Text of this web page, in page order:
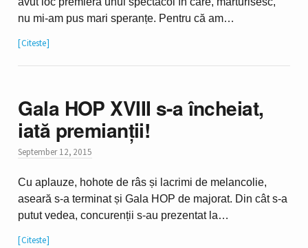
nu mi-am pus mari speranțe. Pentru că am…
Citeste
Gala HOP XVIII s-a încheiat,
iată premianții!
September 12, 2015
Cu aplauze, hohote de râs și lacrimi de melancolie,
aseară s-a terminat și Gala HOP de majorat. Din cât s-a
putut vedea, concurenții s-au prezentat la…
Citeste